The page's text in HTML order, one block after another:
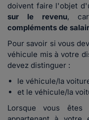
doivent faire l'objet
sur le revenu,
compléments de
Pour savoir si vous
véhicule mis à votre
devez distinguer :
le véhicule/la
et le véhicule/la
Lorsque vous